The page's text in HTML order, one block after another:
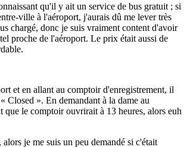
qu'il y ait un service de bus gratuit ; si
ville à l'aéroport, j'aurais dû me lever très
chargé, donc je suis vraiment content d'avoir
proche de l'aéroport. Le prix était aussi de
et en allant au comptoir d'enregistrement, il
Closed ». En demandant à la dame au
que le comptoir ouvrirait à 13 heures, alors euh
je me suis un peu demandé si c'était